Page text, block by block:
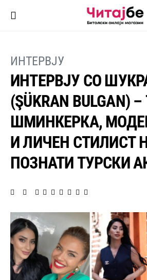
ИНТЕРВЈУ
ИНТЕРВЈУ СО
(ŞÜKRAN BULGAN)
ШМИНКЕРКА,
И ЛИЧЕН СТИЛИСТ
ПОЗНАТИ ТУРСКИ